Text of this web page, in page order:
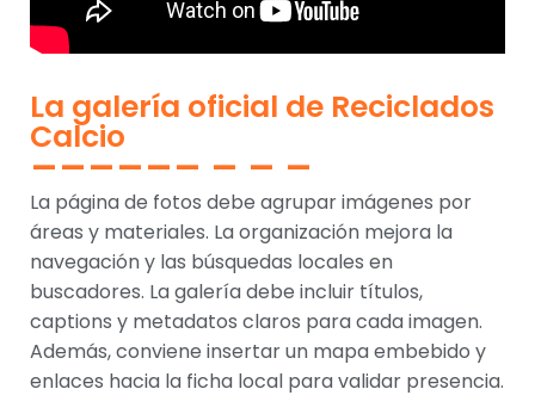
La galería oficial de Reciclados
Calcio
La página de fotos debe agrupar imágenes por
áreas y materiales. La organización mejora la
navegación y las búsquedas locales en
buscadores. La galería debe incluir títulos,
captions y metadatos claros para cada imagen.
Además, conviene insertar un mapa embebido y
enlaces hacia la ficha local para validar presencia.